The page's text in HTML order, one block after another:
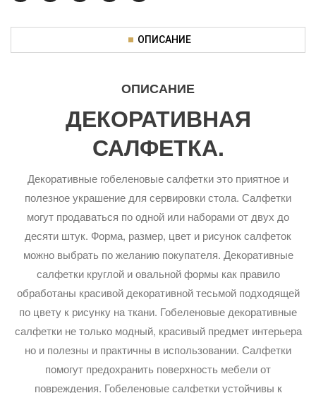
ОПИСАНИЕ
ОПИСАНИЕ
ДЕКОРАТИВНАЯ
САЛФЕТКА.
Декоративные гобеленовые салфетки это приятное и
полезное украшение для сервировки стола. Салфетки
могут продаваться по одной или наборами от двух до
десяти штук. Форма, размер, цвет и рисунок салфеток
можно выбрать по желанию покупателя. Декоративные
салфетки круглой и овальной формы как правило
обработаны красивой декоративной тесьмой подходящей
по цвету к рисунку на ткани. Гобеленовые декоративные
салфетки не только модный, красивый предмет интерьера
но и полезны и практичны в использовании. Салфетки
помогут предохранить поверхность мебели от
повреждения. Гобеленовые салфетки устойчивы к